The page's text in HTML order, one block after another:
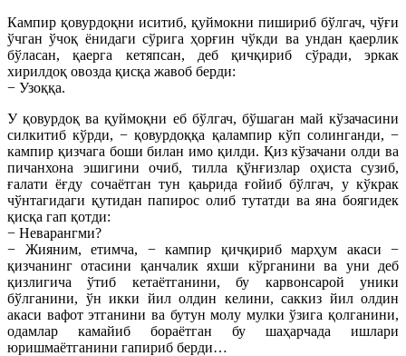
Кампир қовурдоқни иситиб, қуймокни пишириб бўлгач, чўғи
ўчган ўчоқ ёнидаги сўрига ҳорғин чўкди ва ундан қаерлик
бўласан, қаерга кетяпсан, деб қичқириб сўради, эркак
хирилдоқ овозда қисқа жавоб берди:
− Узоққа.
У қовурдоқ ва қуймоқни еб бўлгач, бўшаган май кўзачасини
силкитиб кўрди, − қовурдоққа қалампир кўп солинганди, −
кампир қизчага боши билан имо қилди. Қиз кўзачани олди ва
пичанхона эшигини очиб, тилла қўнғизлар оҳиста сузиб,
ғалати ёғду сочаётган тун қаьрида ғойиб бўлгач, у кўкрак
чўнтагидаги қутидан папирос олиб тутатди ва яна боягидек
қисқа гап қотди:
− Неварангми?
− Жияним, етимча, − кампир қичқириб марҳум акаси −
қизчанинг отасини қанчалик яхши кўрганини ва уни деб
қизлигича ўтиб кетаётганини, бу карвонсарой уники
бўлганини, ўн икки йил олдин келини, саккиз йил олдин
акаси вафот этганини ва бутун молу мулки ўзига қолганини,
одамлар камайиб бораётган бу шаҳарчада ишлари
юришмаётганини гапириб берди…